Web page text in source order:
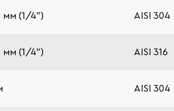
мм (1/4") AISI 304
мм (1/4") AISI 316
AISI 304